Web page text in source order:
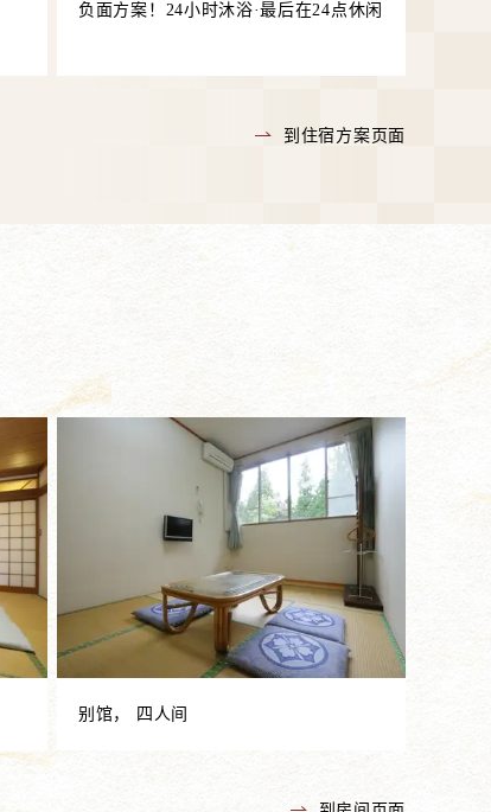
负面方案！24小时沐浴·最后在24点休闲
到住宿方案页面
别馆， 四人间